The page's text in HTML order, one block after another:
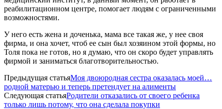
реабилитационном центре, помогает людям с ограниченными
возможностями.
У него есть жена и доченька, мама все такая же, у нее своя
фирма, и она хочет, чтоб ее сын был хозяином этой формы, но
Толя пока не готов, но я думаю, что он скоро будет управлять
фирмой и заниматься благотворительностью.
Предыдущая статьяМоя двоюродная сестра оказалась моей…
родной матерью и теперь претендует на алименты
Следующая статьяРодители отказались от своего ребенка
только лишь потому, что она сделала покупки